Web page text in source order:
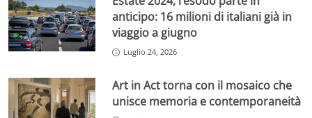
anticipo: 16 milioni di italiani già in
viaggio a giugno
Luglio 24, 2026
Art in Act torna con il mosaico che
unisce memoria e contemporaneità